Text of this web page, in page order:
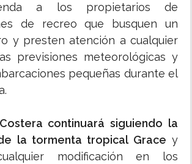
a los propietarios de
de recreo que busquen un
y presten atención a cualquier
previsiones meteorológicas y
pequeñas durante el
continuará siguiendo la
la tormenta tropical Grace y
modificación en los